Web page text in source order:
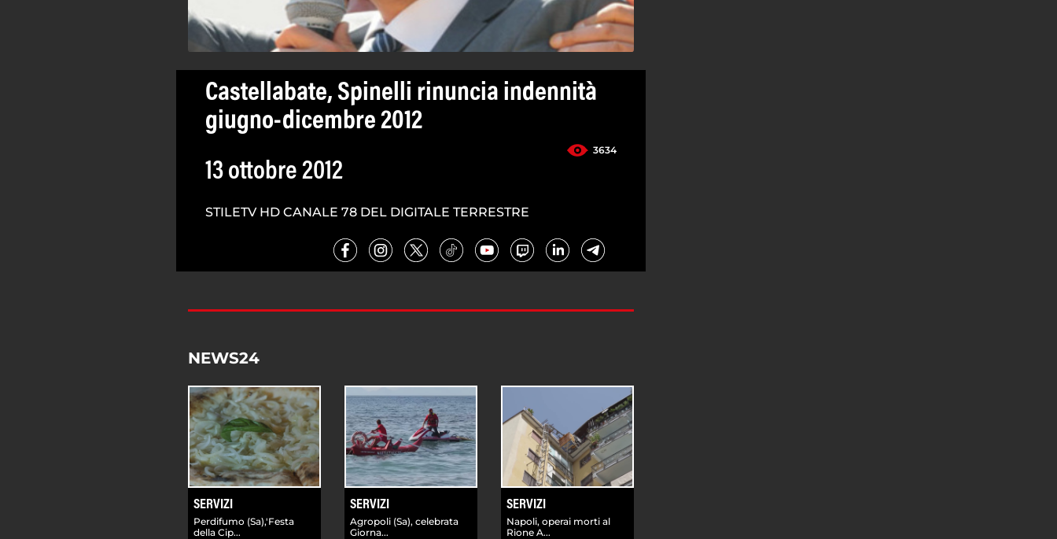
Castellabate, Spinelli rinuncia indennità
giugno-dicembre 2012
3634
13 ottobre 2012
STILETV HD CANALE 78 DEL DIGITALE TERRESTRE
NEWS24
SERVIZI
Perdifumo (Sa),'Festa
della Cip...
SERVIZI
Agropoli (Sa), celebrata
Giorna...
SERVIZI
Napoli, operai morti al
Rione A...